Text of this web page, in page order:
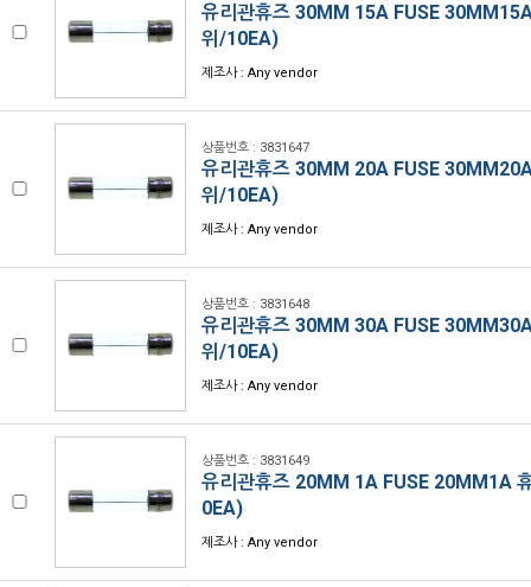
유리관휴즈 30MM 15A FUSE
위/10EA)
제조사 : Any vendor
상품번호 : 3831647
유리관휴즈 30MM 20A FUSE
위/10EA)
제조사 : Any vendor
상품번호 : 3831648
유리관휴즈 30MM 30A FUSE
위/10EA)
제조사 : Any vendor
상품번호 : 3831649
유리관휴즈 20MM 1A FUSE 20MM1A
0EA)
제조사 : Any vendor